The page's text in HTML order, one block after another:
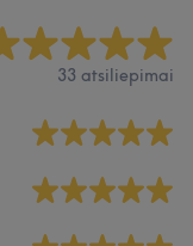
33 atsiliepimai